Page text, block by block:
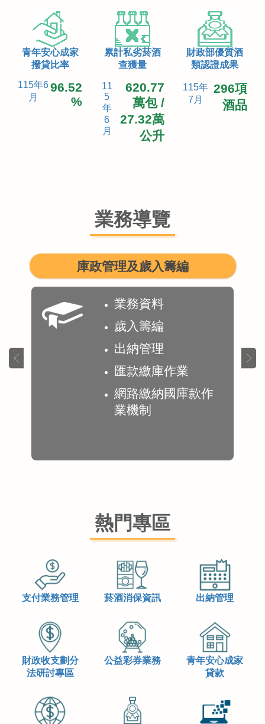
青年安心成家
撥貸比率
115年6
月
96.52
%
累計私劣菸酒
查獲量
11
5
年
6
月
620.77
萬包 /
27.32萬
公升
財政部優質酒
類認證成果
115年
7月
296項
酒品
業務導覽
庫政管理及歲入籌編
業務資料
歲入籌編
出納管理
匯款繳庫作業
網路繳納國庫款作
業機制
熱門專區
支付業務管理 菸酒消保資訊 出納管理
財政收支劃分
法研討專區
公益彩券業務
青年安心成家
貸款